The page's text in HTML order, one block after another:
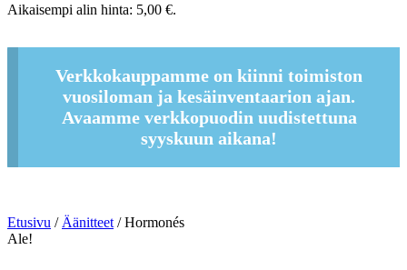
Aikaisempi alin hinta: 5,00 €.
Verkkokauppamme on kiinni toimiston
vuosiloman ja kesäinventaarion ajan.
Avaamme verkkopuodin uudistettuna
syyskuun aikana!
Etusivu /Äänitteet/ Hormonés
Ale!